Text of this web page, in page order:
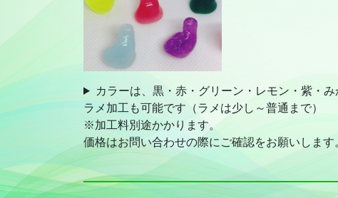
カラーは、黒・赤・グリーン・レモン・紫・
ラメ加工も可能です（ラメは少し～普通まで）
※加工料別途かかります。
価格はお問い合わせの際にご確認をお願いします